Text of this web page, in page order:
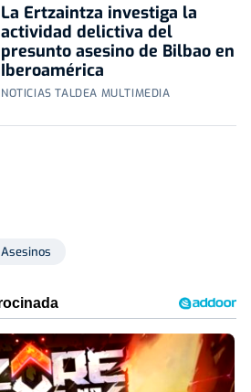
La Ertzaintza investiga la
actividad delictiva del
presunto asesino de Bilbao en
Iberoamérica
NOTICIAS TALDEA MULTIMEDIA
Asesinos